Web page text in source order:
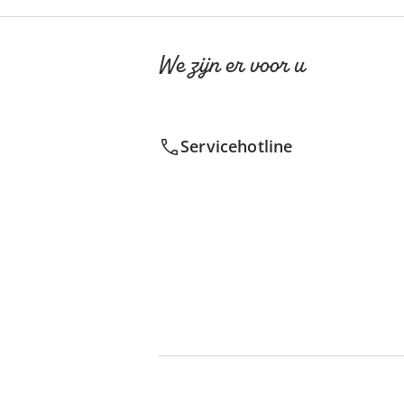
We zijn er voor u
Servicehotline